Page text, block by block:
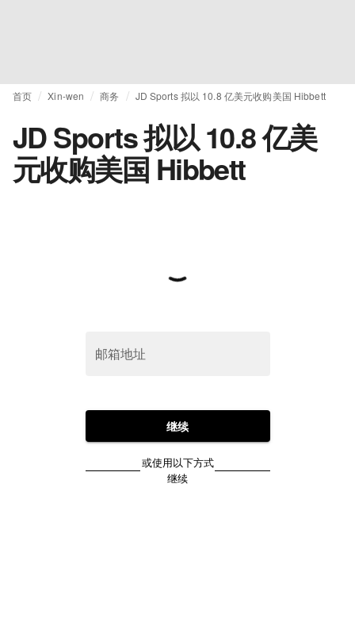
首页 Xin-wen 商务 JD Sports 拟以 10.8 亿美元收购美国 Hibbett
JD Sports 拟以 10.8 亿美
元收购美国 Hibbett
邮箱地址
继续
或使用以下方式
继续